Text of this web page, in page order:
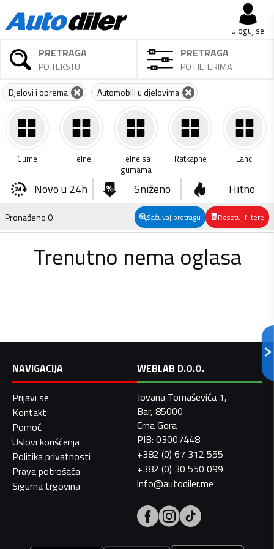
Uloguj se
PRETRAGA
PO TEKSTU
PRETRAGA
PO FILTERIMA
Djelovi i oprema Automobili u djelovima
Gume Felne
Felne sa
gumama
Ratkapne Lanci
Novo u 24h Sniženo Hitno
Pronađeno0 Sačuvaj pretragu Resetuj filtere
Trenutno nema oglasa
NAVIGACIJA
Prijavi se
Kontakt
Pomoć
Uslovi korišćenja
Politika privatnosti
Prava potrošača
Sigurna trgovina
WEBLAB D.O.O.
Jovana Tomaševića 1,
Bar, 85000
Crna Gora
PIB: 03007448
+382 (0) 67 312 555
+382 (0) 30 550 099
info@autodiler.me